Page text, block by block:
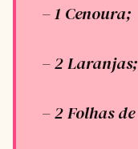
– 1 Cenoura;
– 2 Laranjas;
– 2 Folhas